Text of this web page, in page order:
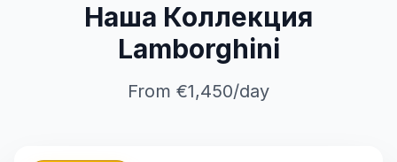
Наша Коллекция
Lamborghini
From €1,450/day